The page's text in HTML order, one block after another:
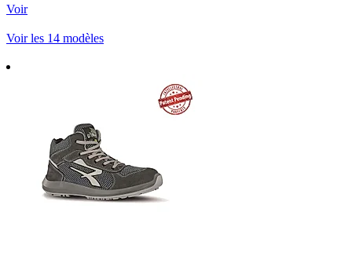
Voir
Voir les 14 modèles